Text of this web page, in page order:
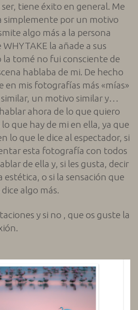
tiene éxito en general. Me
simplemente por un motivo
algo más a la persona
la añade a sus
la tomé no fui consciente de
hablaba de mi. De hecho
en mis fotografías más «mías»
un motivo similar y…
ahora de lo que quiero
que hay de mi en ella, ya que
lo que le dice al espectador, si
esta fotografía con todos
de ella y, si les gusta, decir
estética, o si la sensación que
algo más.
y si no , que os guste la